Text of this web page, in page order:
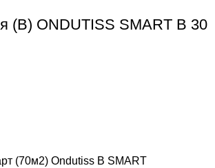
(В) ONDUTISS SMART B 30
(70м2) Ondutiss B SMART